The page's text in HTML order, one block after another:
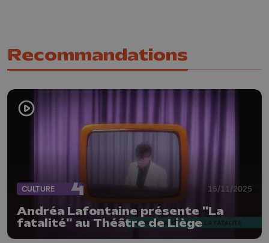
Recommandations
CULTURE 15/11/2025
Andréa Lafontaine présente "La
fatalité" au Théâtre de Liège